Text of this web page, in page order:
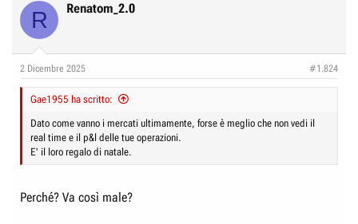
R Renatom_2.0
2 Dicembre 2025 #1.824
Gae1955 ha scritto:
Dato come vanno i mercati ultimamente, forse è meglio che non vedi il
real time e il p&l delle tue operazioni.
E' il loro regalo di natale.
Perché? Va così male?